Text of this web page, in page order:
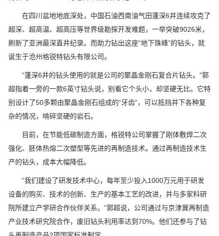
在四川盆地地底深处，中国石油西南油气田蓬深6井连续攻克了
超深、超高温、超高压等世界级勘探开发难题，一举突破9026米，
刷新了亚洲最深直井纪录。而助力钻出这座“地下珠峰”的钻头，就
诞生于沧州格锐特钻头有限公司。
“蓬深6井的钻头使用的就是公司的聚晶金刚石复合片钻头。”郭
超指着一旁的一款6英寸钻头说，别看它个头小，却坚硬无比。它特
别设计了50多颗由聚晶金刚石组成的“牙齿”，可以抵挡井下各种复
杂的情况，啃碎坚硬的岩石。
目前，在节能低碳制造方面，格锐特公司掌握了刚体敷焊二次
强化、胚体热熔二次塑型等先进的再制造技术。通过再制造技术生
产的钻头，成本大幅降低。
“我们建设了研发技术中心，每年至少投入1000万元用于研发
设备的购买、技术的创新、生产的基本工艺的改进，并与多家科研
院所建立产学研合作伙伴关系。”郭超说，公司通过与京津冀再制造
产业技术研究院合作，废旧钻头利用率达到70%。他们还参与了钻